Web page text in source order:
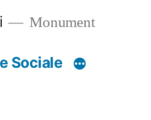
Monument
Sociale